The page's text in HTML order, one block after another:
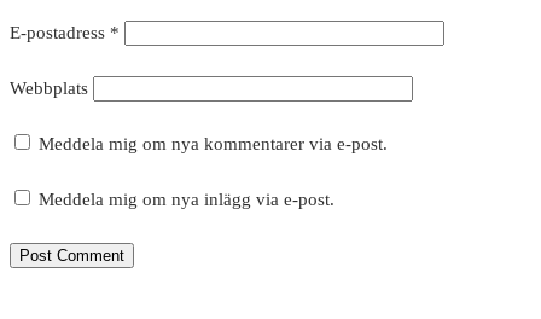
E-postadress *
Webbplats
Meddela mig om nya kommentarer via e-post.
Meddela mig om nya inlägg via e-post.